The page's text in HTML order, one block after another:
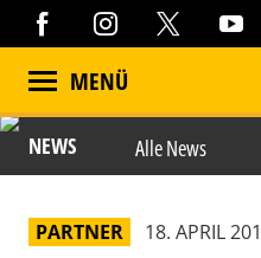
MENÜ
NEWS Alle News
PARTNER 18. APRIL